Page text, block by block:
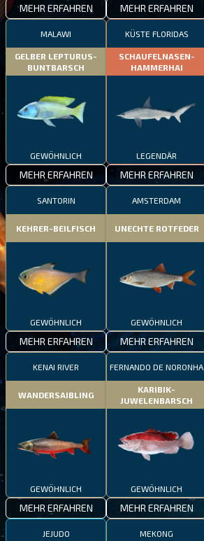
MEHR ERFAHREN MEHR ERFAHREN
MALAWI
GELBER LEPTURUS-
BUNTBARSCH
GEWÖHNLICH
MEHR ERFAHREN
KÜSTE FLORIDAS
SCHAUFELNASEN-
HAMMERHAI
LEGENDÄR
MEHR ERFAHREN
SANTORIN
KEHRER-BEILFISCH
GEWÖHNLICH
MEHR ERFAHREN
AMSTERDAM
UNECHTE ROTFEDER
GEWÖHNLICH
MEHR ERFAHREN
KENAI RIVER
WANDERSAIBLING
GEWÖHNLICH
MEHR ERFAHREN
FERNANDO DE NORONHA
KARIBIK-
JUWELENBARSCH
GEWÖHNLICH
MEHR ERFAHREN
JEJUDO MEKONG